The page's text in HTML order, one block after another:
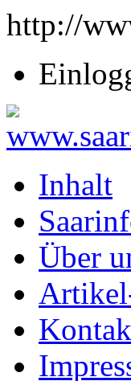
http://
Inhalt
Über